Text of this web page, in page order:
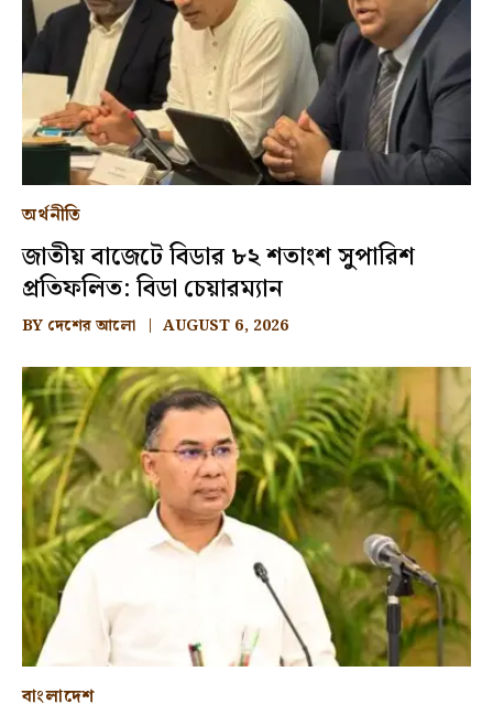
অর্থনীতি
জাতীয় বাজেটে বিডার ৮২ শতাংশ সুপারিশ
প্রতিফলিত: বিডা চেয়ারম্যান
BY দেশের আলো AUGUST 6, 2026
বাংলাদেশ